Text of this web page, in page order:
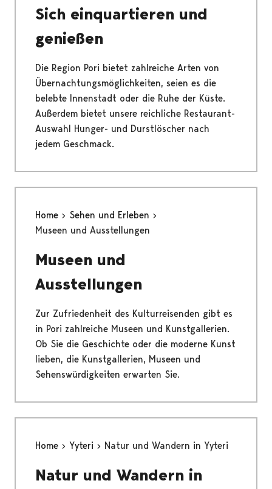
Sich einquartieren und
genießen
Die Region Pori bietet zahlreiche Arten von
Übernachtungsmöglichkeiten, seien es die
belebte Innenstadt oder die Ruhe der Küste.
Außerdem bietet unsere reichliche Restaurant-
Auswahl Hunger- und Durstlöscher nach
jedem Geschmack.
Home
Sehen und Erleben
Museen und Ausstellungen
Museen und
Ausstellungen
Zur Zufriedenheit des Kulturreisenden gibt es
in Pori zahlreiche Museen und Kunstgallerien.
Ob Sie die Geschichte oder die moderne Kunst
lieben, die Kunstgallerien, Museen und
Sehenswürdigkeiten erwarten Sie.
Home Yyteri Natur und Wandern in Yyteri
Natur und Wandern in